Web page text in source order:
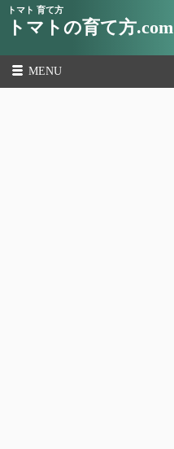
トマト 育て方
トマトの育て方.com
MENU